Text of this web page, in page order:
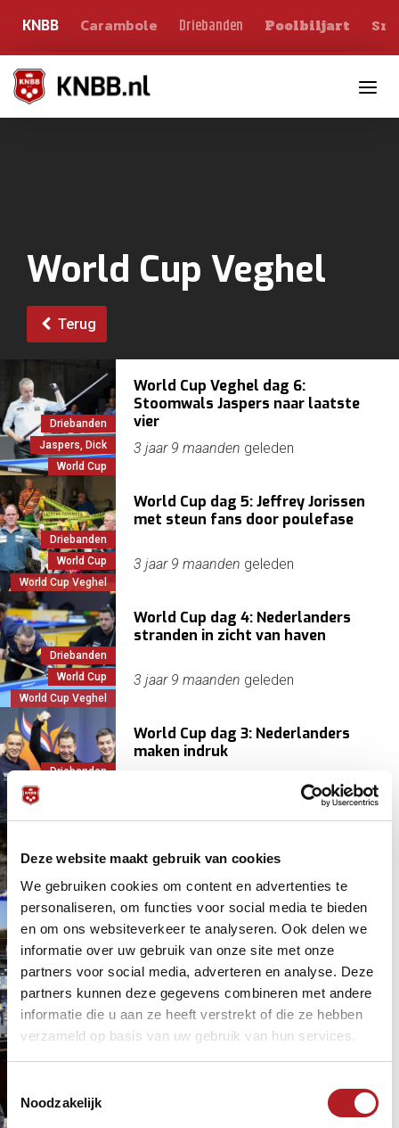
Deze website maakt gebruik van cookies
We gebruiken cookies om content en advertenties te
personaliseren, om functies voor social media te bieden
en om ons websiteverkeer te analyseren. Ook delen we
informatie over uw gebruik van onze site met onze
partners voor social media, adverteren en analyse. Deze
partners kunnen deze gegevens combineren met andere
informatie die u aan ze heeft verstrekt of die ze hebben
verzameld op basis van uw gebruik van hun services.
Noodzakelijk
KNBB Carambole Driebanden Poolbiljart
World Cup Veghel
Terug
Driebanden
Jaspers, Dick
World Cup
World Cup Veghel dag 6:
Stoomwals Jaspers naar laatste
vier
3 jaar 9 maanden geleden
Driebanden
World Cup
World Cup Veghel
World Cup dag 5: Jeffrey Jorissen
met steun fans door poulefase
3 jaar 9 maanden geleden
Driebanden
World Cup
World Cup Veghel
World Cup dag 4: Nederlanders
stranden in zicht van haven
3 jaar 9 maanden geleden
Driebanden
World Cup dag 3: Nederlanders
maken indruk
Driebanden
World Cup
World Cup Veghel
World Cup Veghel dag 2: Veel
Nederlanders door
3 jaar 9 maandengeleden
World Cup Veghel
World Cup Veghel: alles over dag 1
3 jaar 9 maanden geleden